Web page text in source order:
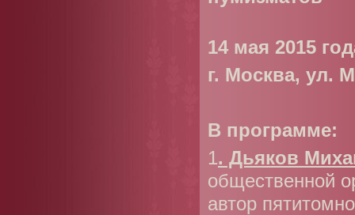
14 мая 2015
г. Москва, ул.
В программе:
1. Дьяков
общественной
автор